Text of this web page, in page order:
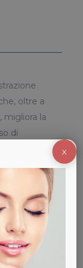
oltre a
migliora la
di
rossore
X